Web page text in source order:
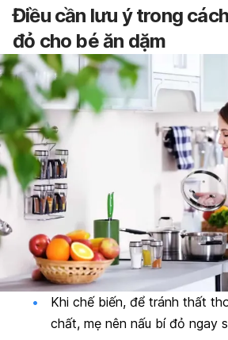
Điều cần lưu ý trong
đỏ cho bé ăn dặm
Khi chế biến, để tránh thất
chất, mẹ nên nấu bí đỏ ngay